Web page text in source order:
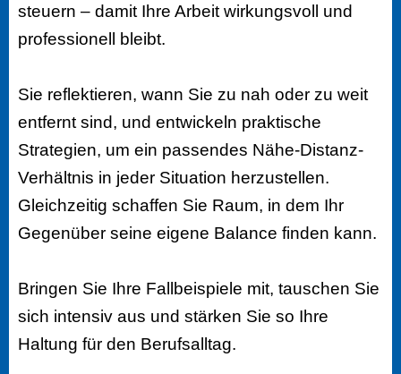
steuern – damit Ihre Arbeit wirkungsvoll und
professionell bleibt.
Sie reflektieren, wann Sie zu nah oder zu weit
entfernt sind, und entwickeln praktische
Strategien, um ein passendes Nähe-Distanz-
Verhältnis in jeder Situation herzustellen.
Gleichzeitig schaffen Sie Raum, in dem Ihr
Gegenüber seine eigene Balance finden kann.
Bringen Sie Ihre Fallbeispiele mit, tauschen Sie
sich intensiv aus und stärken Sie so Ihre
Haltung für den Berufsalltag.